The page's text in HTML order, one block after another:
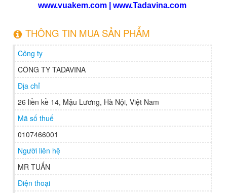
www.vuakem.com
www.Tadavina.com
THÔNG TIN MUA SẢN PHẨM
Công ty
CÔNG TY TADAVINA
Địa chỉ
26 liền kề 14, Mậu Lương, Hà Nội, Việt Nam
Mã số thuế
0107466001
Người liên hệ
MR TUẤN
Điện thoại